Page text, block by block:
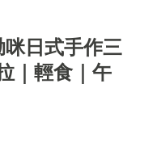
咪日式手作三
｜輕食｜午